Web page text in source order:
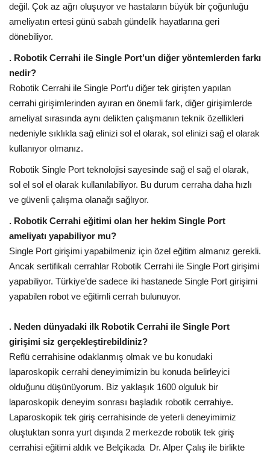
değil. Çok az ağrı oluşuyor ve hastaların büyük bir çoğunluğu
ameliyatın ertesi günü sabah gündelik hayatlarına geri
dönebiliyor.
. Robotik Cerrahi ile Single Port’un diğer yöntemlerden farkı
nedir?
Robotik Cerrahi ile Single Port’u diğer tek girişten yapılan
cerrahi girişimlerinden ayıran en önemli fark, diğer girişimlerde
ameliyat sırasında aynı delikten çalışmanın teknik özellikleri
nedeniyle sıklıkla sağ elinizi sol el olarak, sol elinizi sağ el olarak
kullanıyor olmanız.
Robotik Single Port teknolojisi sayesinde sağ el sağ el olarak,
sol el sol el olarak kullanılabiliyor. Bu durum cerraha daha hızlı
ve güvenli çalışma olanağı sağlıyor.
. Robotik Cerrahi eğitimi olan her hekim Single Port
ameliyatı yapabiliyor mu?
Single Port girişimi yapabilmeniz için özel eğitim almanız gerekli.
Ancak sertifikalı cerrahlar Robotik Cerrahi ile Single Port girişimi
yapabiliyor. Türkiye’de sadece iki hastanede Single Port girişimi
yapabilen robot ve eğitimli cerrah bulunuyor.
. Neden dünyadaki ilk Robotik Cerrahi ile Single Port
girişimi siz gerçekleştirebildiniz?
Reflü cerrahisine odaklanmış olmak ve bu konudaki
laparoskopik cerrahi deneyimimizin bu konuda belirleyici
olduğunu düşünüyorum. Biz yaklaşık 1600 olguluk bir
laparoskopik deneyim sonrası başladık robotik cerrahiye.
Laparoskopik tek giriş cerrahisinde de yeterli deneyimimiz
oluştuktan sonra yurt dışında 2 merkezde robotik tek giriş
cerrahisi eğitimi aldık ve Belçikada Dr. Alper Çalış ile birlikte